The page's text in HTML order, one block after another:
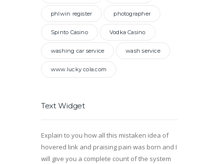
phlwin register photographer
Spinto Casino Vodka Casino
washing car service wash service
www.lucky cola.com
Text Widget
Explain to you how all this mistaken idea of
hovered link and praising pain was born and I
will give you a complete count of the system